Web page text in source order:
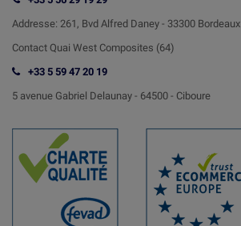
Addresse: 261, Bvd Alfred Daney - 33300 Bordeaux
Contact Quai West Composites (64)
+33 5 59 47 20 19
5 avenue Gabriel Delaunay - 64500 - Ciboure